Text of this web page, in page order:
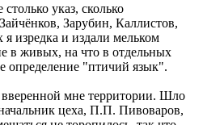
указ, сколько
Зарубин, Каллистов,
изредка и издали мельком
в живых, на что в отдельных
определение "птичий язык".
вверенной мне территории. Шло
цеха, П.П. Пивоваров,